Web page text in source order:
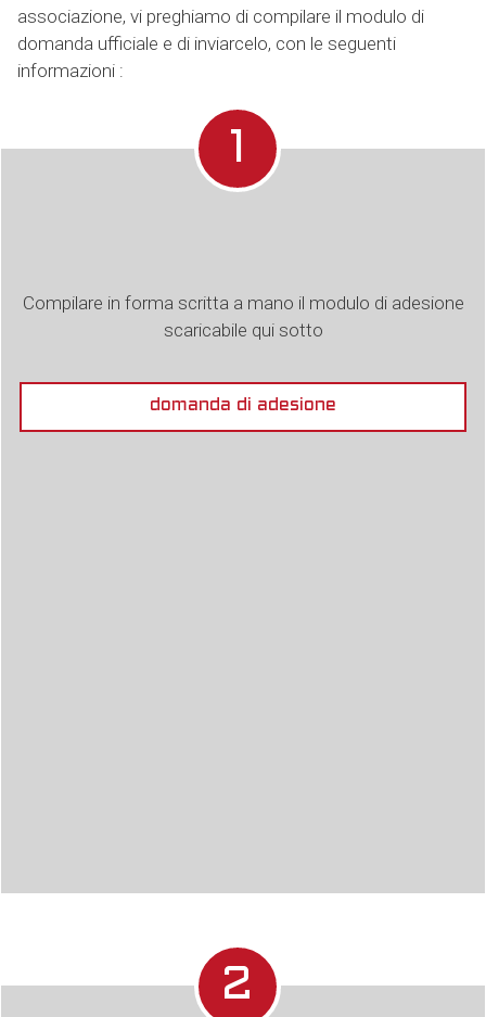
associazione, vi preghiamo di compilare il modulo di
domanda ufficiale e di inviarcelo, con le seguenti
informazioni :
Compilare in forma scritta a mano il modulo di adesione
scaricabile qui sotto
domanda di adesione
2